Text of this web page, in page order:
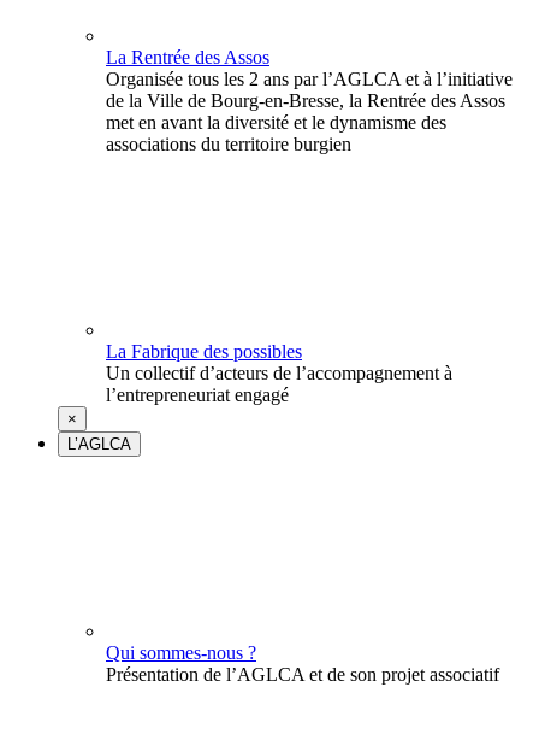
La Rentrée des Assos
Organisée tous les 2 ans par l’AGLCA et à l’initiative
de la Ville de Bourg-en-Bresse, la Rentrée des Assos
met en avant la diversité et le dynamisme des
associations du territoire burgien
La Fabrique des possibles
Un collectif d’acteurs de l’accompagnement à
l’entrepreneuriat engagé
×
L’AGLCA
Qui sommes-nous ?
Présentation de l’AGLCA et de son projet associatif